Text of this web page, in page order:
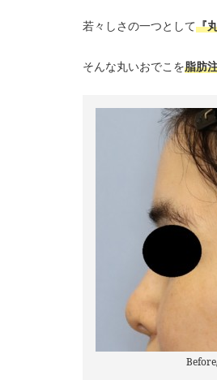
若々しさの一つとして『
そんな丸いおでこを脂肪